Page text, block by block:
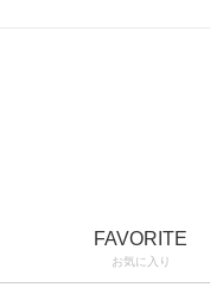
FAVORITE
お気に入り